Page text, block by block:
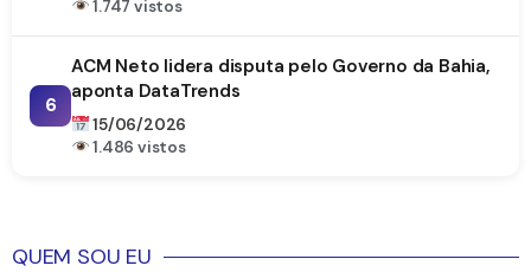
1.747 vistos
6
ACM Neto lidera disputa pelo Governo da Bahia,
aponta DataTrends
15/06/2026
1.486 vistos
QUEM SOU EU